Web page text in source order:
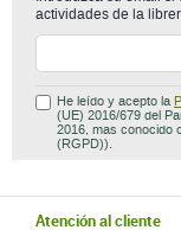
actividades de la
He leído y acepto la
(UE) 2016/679 del
2016, mas conocido
(RGPD)).
Atención al cliente